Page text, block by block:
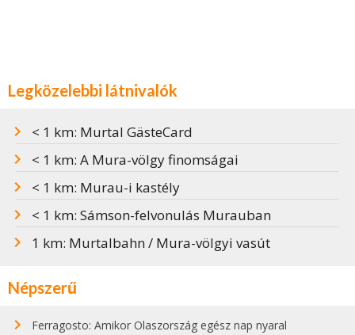
Legközelebbi látnivalók
< 1 km: Murtal GästeCard
< 1 km: A Mura-völgy finomságai
< 1 km: Murau-i kastély
< 1 km: Sámson-felvonulás Murauban
1 km: Murtalbahn / Mura-völgyi vasút
Népszerű
Ferragosto: Amikor Olaszország egész nap nyaral